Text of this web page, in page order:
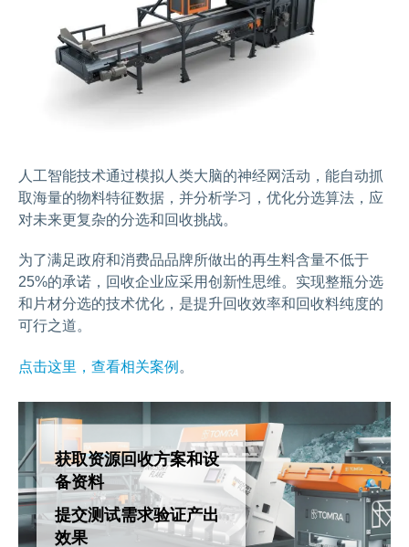
人工智能技术通过模拟人类大脑的神经网活动，能自动抓
取海量的物料特征数据，并分析学习，优化分选算法，应
对未来更复杂的分选和回收挑战。
为了满足政府和消费品品牌所做出的再生料含量不低于
25%的承诺，回收企业应采用创新性思维。实现整瓶分选
和片材分选的技术优化，是提升回收效率和回收料纯度的
可行之道。
点击这里，查看相关案例 。
获取资源回收方案和设
备资料
提交测试需求验证产出
效果